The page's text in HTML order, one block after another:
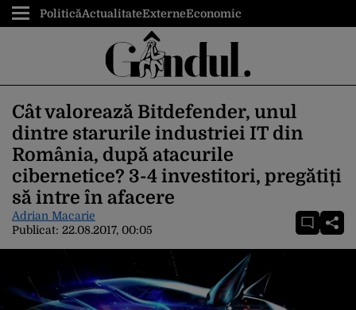
PoliticăActualitateExterneEconomic
Cât valorează Bitdefender, unul
dintre starurile industriei IT din
România, după atacurile
cibernetice? 3-4 investitori, pregătiți
să intre în afacere
Adrian Macarie
Publicat: 22.08.2017, 00:05